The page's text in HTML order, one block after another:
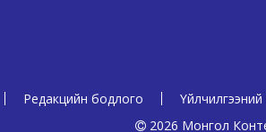
Редакцийн бодлого
2026 Монгол